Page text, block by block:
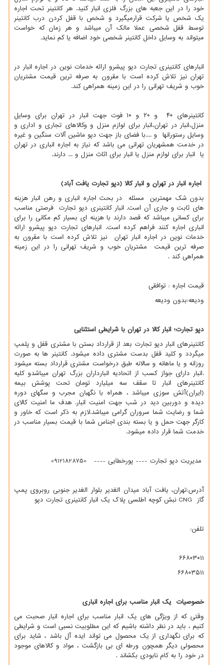
خود را در این جعبه های بزرگ فلزی انبار کنید. هر کانتینر تحت اجاره
یک شخص یا شرکت قرارمیگیرد و شخص با قفل کردن درب کانتینر
توسط قفل شخصی عملا مالک آن میباشد و هر زمان که خواست
میتواند به وسایل داخل کانتینر شخصی خود اضافه یا کم نماید.
انبارهای کانتینری تجارت دپو پیشرو ارائه خدمات نوین در اجاره انبار در
تهران نیز تلاش كرده است با مقرون به صرفه ترین قیمت مشتریان
خوب و شریف تهرانی را در این زمینه همراهی كند.
کانتینرهای ۴۰ و ۲۰ و ۱۰ فوت جهت انبار در تهران برای وسایل
منزل،انبار در تهران،انبار برای لوازم منزل و وکالاهای تجاری و اداری و
وسایل رستورانها و ....با فضای باز جهت دپو ماشین آلات سنگین و غیره
در خدمت همشهریان تهرانی می باشد که نیاز به اجاره انباری در تهران
یا انبار برای لوازم منزل یا انبار برای اثاث منزل و ... دارند.
اجاره انبار در تهران و انبار کالا (دپو تجارت یافت آباد)
بدون شک مهمترین مسئله در بحث اجاره انباری و رهن انبار هزینه
های ثابت و جاری آن است. انبار کانتینری دپو تجارت فرصتی مناسب
برای کسانی میباشد که قصد دارند با هزینه ای بسیار کم مکانی را برای
انباری اجاره کنند فراهم کرده است. انبارهای تجارت دپو پیشرو ارائه
خدمات نوین در اجاره انبار تهران نیز تلاش کرده است با مقرون به
صرفه ترین قیمت مشتریان خوب و شریف تهرانی را در این زمینه
همراهی کند .
قیمت اجاره : توافقی
ودیعه:بدون ودیعه
دپو تجارت؛ انبار کالا در تهران با شرایطی استثنایی
کانتینرهای انبار دپو تجارت بعد از قرارداد بستن با مشتری قفل و پلمپ
میگردد و کلید قفل بدست مشتری داده میشود. کانتینر ها به صورت
روزانه و یا ماهانه و سالانه طبق درخواست مشتری قرارداد بسته میشود
.انبار دارای جواز کسب از اتحادیه انبارداران بزرگ تهران میباشدو کلیه
کانتینرهای انبار تا سقف سه میلیارد تومان تحت پوشش بیمه
(ایران)آتش سوزی میباشد ، همراه با نگهبان مجرب و سگهای دوره
دیده و دوربین دید در شب جهت امنیت انبار. هدف ما امنیت کالای
شما و رضایت شما سروران گرامی میباشد.لازم به ذکر است که خاور و
کارگر جهت حمل و یا بسته بندی اجناس شما با قیمت بسیار مناسب در
خدمت شما قرار داده میشود.
مدیریت دپو تجارت ---- پورخطایی ---- 09121828750
آدرس:تهران، یافت آباد میدان الغدیر بلوار الغدیر جنوبی روبروی پمپ
گاز CNG نبش کوچه اطلسی پلاک یک انبار کانتینری تجارت دپو
تلفن:
۶۶۸۰۳۰۱۱
۶۶۸۰۳۵۱۱
خصوصیات یک انبار مناسب برای اجاره انباری
وقتی که از ویژگی های یک انبار مناسب برای اجاره انبار صحبت می
کنیم ، باید در نظر داشته باشیم که این مطلوبیت نسبی است و شرایطی
که برای نگهداری از یک محصول می تواند ایده آل باشد ، شاید برای
محصولی دیگر همچون ورطه ای بی بازگشت ، مواد و کالاهای موجود
در خود را به کام نابودی بکشاند .